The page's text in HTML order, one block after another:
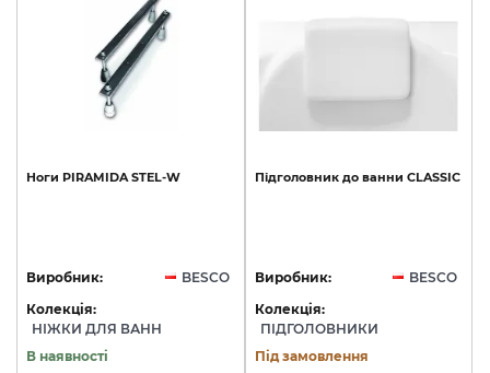
Ноги PIRAMIDA STEL-W
Виробник:
BESCO
Колекція:
НІЖКИ ДЛЯ ВАНН
В наявності
Підголовник до ванни CLASSIC
Виробник:
BESCO
Колекція:
ПІДГОЛОВНИКИ
Під замовлення